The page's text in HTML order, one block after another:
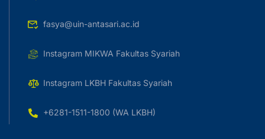
fasya@uin-antasari.ac.id
Instagram MIKWA Fakultas Syariah
Instagram LKBH Fakultas Syariah
+6281-1511-1800 (WA LKBH)